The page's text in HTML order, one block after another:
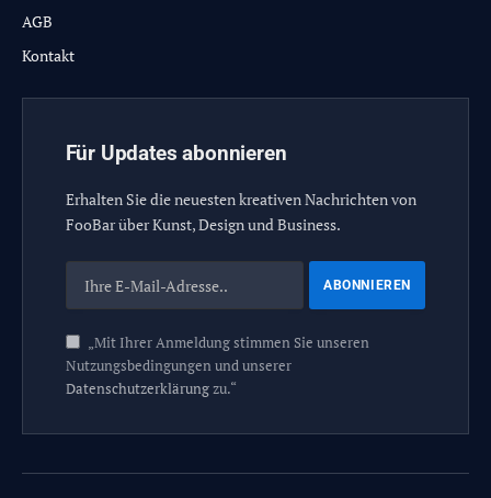
AGB
Kontakt
Für Updates abonnieren
Erhalten Sie die neuesten kreativen Nachrichten von
FooBar über Kunst, Design und Business.
„Mit Ihrer Anmeldung stimmen Sie unseren
Nutzungsbedingungen und unserer
Datenschutzerklärungzu.“